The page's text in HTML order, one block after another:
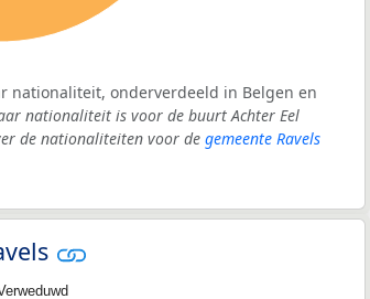
nationaliteit, onderverdeeld in Belgen en
nationaliteit is voor de buurt Achter Eel
de nationaliteiten voor de gemeente Ravels